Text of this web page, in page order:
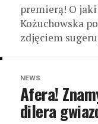
premierą! O
Kożuchowska
zdjęciem
NEWS
Afera!
dilera